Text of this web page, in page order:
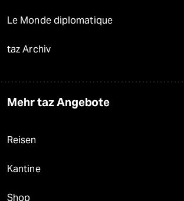
Le Monde diplomatique
taz Archiv
Mehr taz Angebote
Reisen
Kantine
Shop